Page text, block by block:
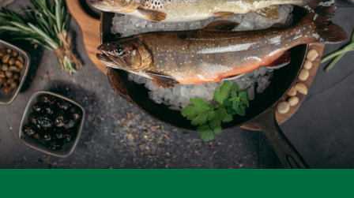
Events
Alle anzeigen